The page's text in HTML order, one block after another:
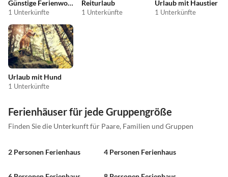
Günstige Ferienwohnungen
1 Unterkünfte
Reiturlaub
1 Unterkünfte
Urlaub mit Haustier
1 Unterkünfte
Urlaub mit Hund
1 Unterkünfte
Ferienhäuser für jede Gruppengröße
Finden Sie die Unterkunft für Paare, Familien und Gruppen
2 Personen Ferienhaus 4 Personen Ferienhaus